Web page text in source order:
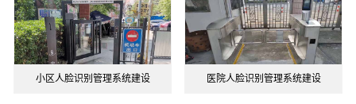
小区人脸识别管理系统建设 医院人脸识别管理系统建设